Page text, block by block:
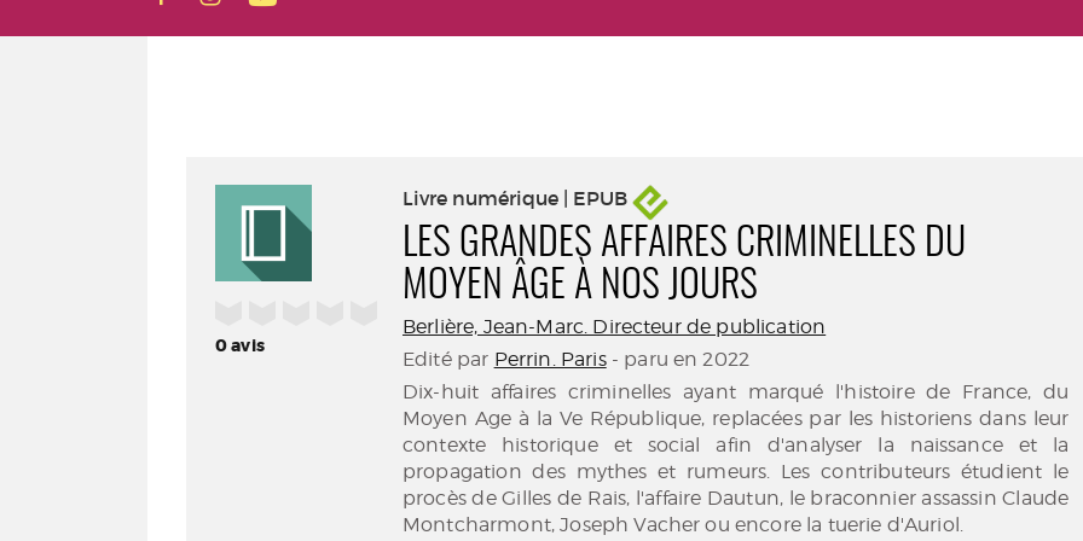
0avis
Livre numérique | EPUB
LES GRANDES AFFAIRES CRIMINELLES DU
MOYEN ÂGE À NOS JOURS
Berlière, Jean-Marc. Directeur de publication
Edité par Perrin. Paris- paru en 2022
Dix-huit affaires criminelles ayant marqué l'histoire de France, du
Moyen Age à la Ve République, replacées par les historiens dans leur
contexte historique et social afin d'analyser la naissance et la
propagation des mythes et rumeurs. Les contributeurs étudient le
procès de Gilles de Rais, l'affaire Dautun, le braconnier assassin Claude
Montcharmont, Joseph Vacher ou encore la tuerie d'Auriol.